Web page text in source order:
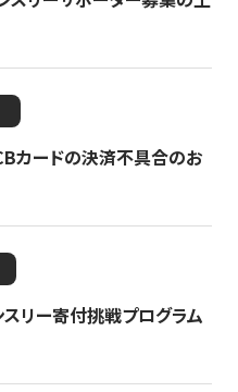
カードの決済不具合のお
リー寄付挑戦プログラム